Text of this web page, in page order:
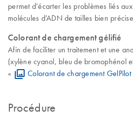
permet d’écarter les problèmes liés
molécules d’ADN de tailles bien
Colorant de chargement gélifié
Afin de faciliter un traitement et une
(xylène cyanol, bleu de bromophénol
«
Colorant de chargement GelPilot
Procédure